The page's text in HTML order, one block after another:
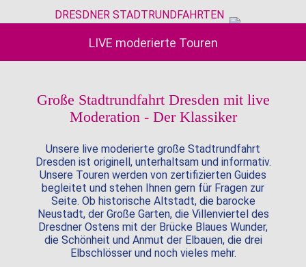
DRESDNER STADTRUNDFAHRTEN
LIVE moderierte Touren
Große Stadtrundfahrt Dresden mit live
Moderation - Der Klassiker
Unsere live moderierte große Stadtrundfahrt
Dresden ist originell, unterhaltsam und informativ.
Unsere Touren werden von zertifizierten Guides
begleitet und stehen Ihnen gern für Fragen zur
Seite. Ob historische Altstadt, die barocke
Neustadt, der Große Garten, die Villenviertel des
Dresdner Ostens mit der Brücke Blaues Wunder,
die Schönheit und Anmut der Elbauen, die drei
Elbschlösser und noch vieles mehr.